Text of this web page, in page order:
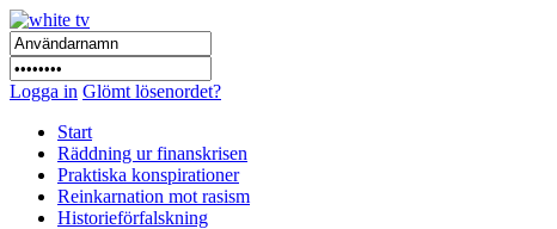
Logga in Glömt lösenordet?
Start
Räddning ur finanskrisen
Praktiska konspirationer
Reinkarnation mot rasism
Historieförfalskning